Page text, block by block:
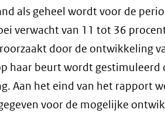
als geheel wordt voor de
verwacht van 11 tot 36
door de ontwikkeling
haar beurt wordt gestimuleerd
Aan het eind van het rapport
voor de mogelijke